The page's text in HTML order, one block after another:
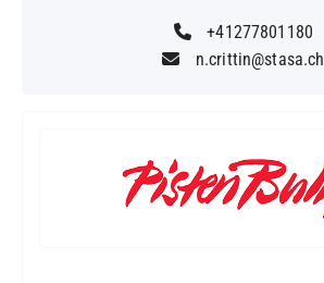
+41277801180
n.crittin@stasa.ch